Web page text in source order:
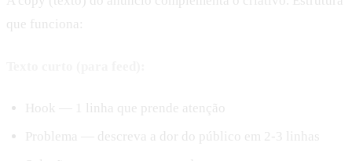
que funciona:
Hook — 1 linha que prende atenção
Problema — descreva a dor do público em 2-3 linhas